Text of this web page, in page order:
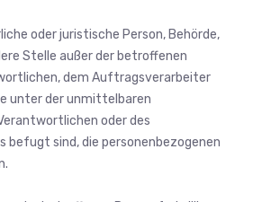
oder juristische Person, Behörde,
Stelle außer der betroffenen
dem Auftragsverarbeiter
unter der unmittelbaren
oder des
sind, die personenbezogenen